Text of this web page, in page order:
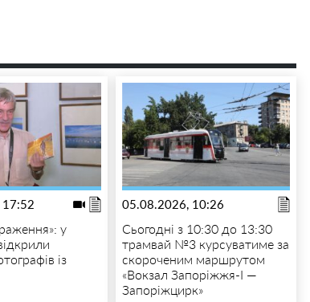
у
із
05.08.2026, 10:26
Сьогодні з 10:30 до 13:30
трамвай №3 курсуватиме за
скороченим маршрутом
«Вокзал Запоріжжя-I —
Запоріжцирк»